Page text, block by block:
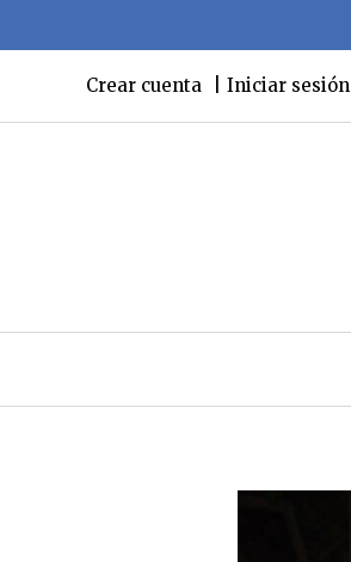
Crear cuenta Iniciar sesión